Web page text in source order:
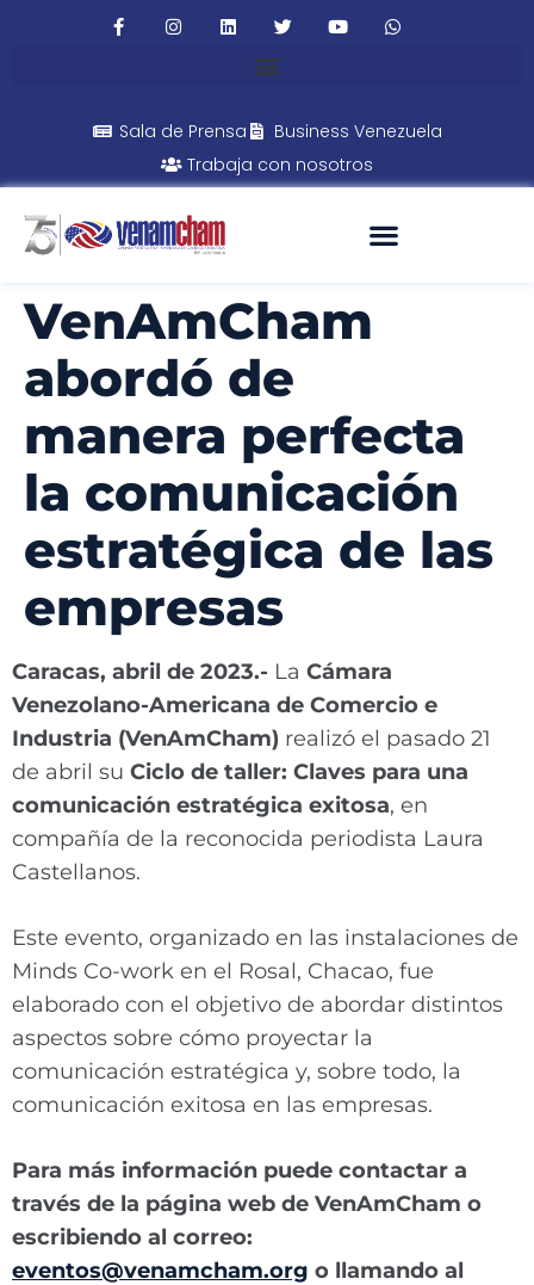
Sala de Prensa
Business Venezuela
Trabaja con nosotros
VenAmCham
abordó de
manera perfecta
la comunicación
estratégica de las
empresas
Caracas, abril de 2023.- La Cámara
Venezolano-Americana de Comercio e
Industria (VenAmCham) realizó el pasado 21
de abril su Ciclo de taller: Claves para una
comunicación estratégica exitosa, en
compañía de la reconocida periodista Laura
Castellanos.
Este evento, organizado en las instalaciones de
Minds Co-work en el Rosal, Chacao, fue
elaborado con el objetivo de abordar distintos
aspectos sobre cómo proyectar la
comunicación estratégica y, sobre todo, la
comunicación exitosa en las empresas.
Para más información puede contactar a
través de la página web de VenAmCham o
escribiendo al correo:
eventos@venamcham.org o llamando al